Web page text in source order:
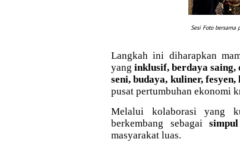
Sesi Foto bersama
Langkah ini diharapkan
yang inklusif, berdaya saing,
seni, budaya, kuliner,
pusat pertumbuhan ekonomi
Melalui kolaborasi yang
berkembang sebagai
masyarakat luas.